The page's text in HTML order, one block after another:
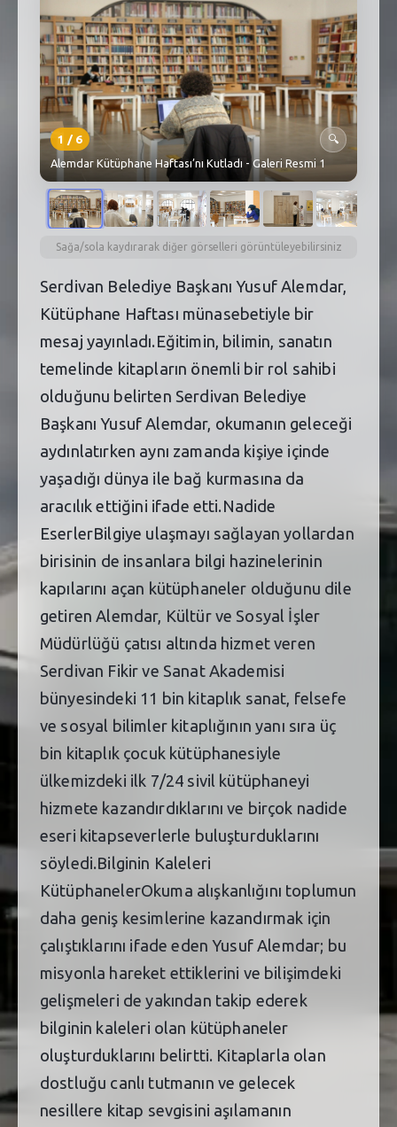
1 /6
🔍
Alemdar Kütüphane Haftası’nı Kutladı - Galeri Resmi 1
Sağa/sola kaydırarak diğer görselleri görüntüleyebilirsiniz
Serdivan Belediye Başkanı Yusuf Alemdar,
Kütüphane Haftası münasebetiyle bir
mesaj yayınladı.Eğitimin, bilimin, sanatın
temelinde kitapların önemli bir rol sahibi
olduğunu belirten Serdivan Belediye
Başkanı Yusuf Alemdar, okumanın geleceği
aydınlatırken aynı zamanda kişiye içinde
yaşadığı dünya ile bağ kurmasına da
aracılık ettiğini ifade etti.Nadide
EserlerBilgiye ulaşmayı sağlayan yollardan
birisinin de insanlara bilgi hazinelerinin
kapılarını açan kütüphaneler olduğunu dile
getiren Alemdar, Kültür ve Sosyal İşler
Müdürlüğü çatısı altında hizmet veren
Serdivan Fikir ve Sanat Akademisi
bünyesindeki 11 bin kitaplık sanat, felsefe
ve sosyal bilimler kitaplığının yanı sıra üç
bin kitaplık çocuk kütüphanesiyle
ülkemizdeki ilk 7/24 sivil kütüphaneyi
hizmete kazandırdıklarını ve birçok nadide
eseri kitapseverlerle buluşturduklarını
söyledi.Bilginin Kaleleri
KütüphanelerOkuma alışkanlığını toplumun
daha geniş kesimlerine kazandırmak için
çalıştıklarını ifade eden Yusuf Alemdar; bu
misyonla hareket ettiklerini ve bilişimdeki
gelişmeleri de yakından takip ederek
bilginin kaleleri olan kütüphaneler
oluşturduklarını belirtti. Kitaplarla olan
dostluğu canlı tutmanın ve gelecek
nesillere kitap sevgisini aşılamanın
SEBİK
E NÖBETÇI ECZANELER
SABSIS - AFET
TRAFIKPARK
KÜREK
PARKLAR
PAZAR YERLERI
ATIK YÖNETIM
PLANETARYUM